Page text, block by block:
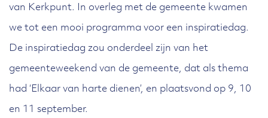
van Kerkpunt. In overleg met de gemeente kwamen
we tot een mooi programma voor een inspiratiedag.
De inspiratiedag zou onderdeel zijn van het
gemeenteweekend van de gemeente, dat als thema
had ‘Elkaar van harte dienen’, en plaatsvond op 9, 10
en 11 september.